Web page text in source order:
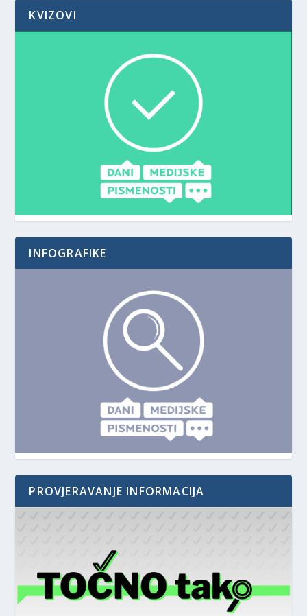
KVIZOVI
INFOGRAFIKE
PROVJERAVANJE INFORMACIJA